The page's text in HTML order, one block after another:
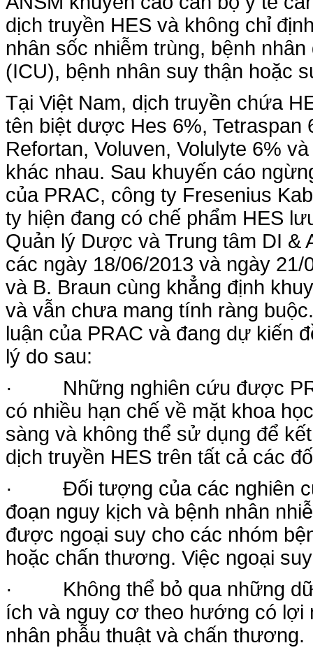
dịch truyền HES và không chỉ
nhân sốc nhiễm trùng, bệnh
(ICU), bệnh nhân suy thận hoặc
Tại Việt Nam, dịch truyền chứa
tên biệt dược Hes 6%, Tetraspan
Refortan, Voluven, Volulyte 6%
khác nhau. Sau khuyến cáo
của PRAC, công ty Fresenius
ty hiện đang có chế phẩm HES
Quản lý Dược và Trung tâm DI &
các ngày 18/06/2013 và ngày
và B. Braun cùng khẳng định
và vẫn chưa mang tính ràng
luận của PRAC và đang dự kiến
lý do sau:
· Những nghiên cứu được
có nhiều hạn chế về mặt khoa
sàng và không thể sử dụng để
dịch truyền HES trên tất cả các
· Đối tượng của các nghiên
đoạn nguy kịch và bệnh nhân
được ngoại suy cho các nhóm
hoặc chấn thương. Việc ngoại
· Không thể bỏ qua những dữ
ích và nguy cơ theo hướng có lợi
nhân phẫu thuật và chấn thương.